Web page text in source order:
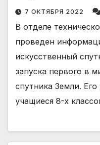
7 ОКТЯБРЯ 2022
В отделе
проведен
искусственный
запуска первого в
спутника Земли.
учащиеся 8-х